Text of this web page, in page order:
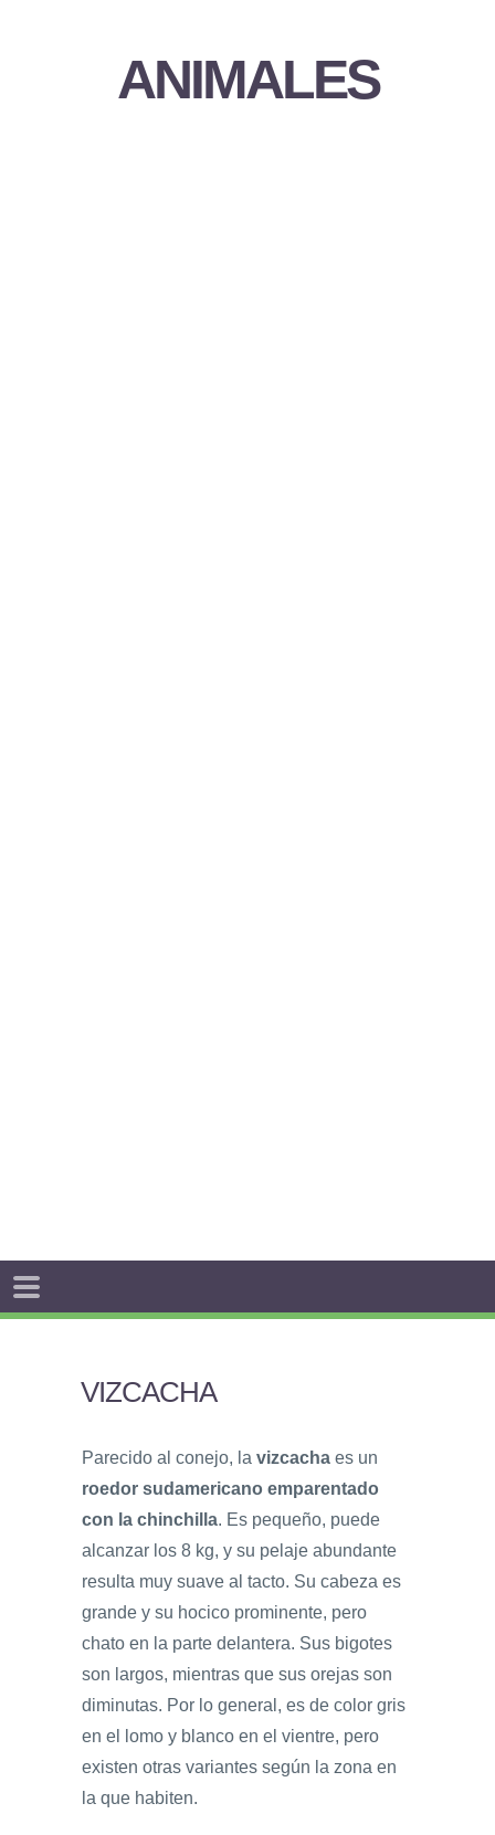
ANIMALES
VIZCACHA
Parecido al conejo, la vizcacha es un
roedor sudamericano emparentado
con la chinchilla. Es pequeño, puede
alcanzar los 8 kg, y su pelaje abundante
resulta muy suave al tacto. Su cabeza es
grande y su hocico prominente, pero
chato en la parte delantera. Sus bigotes
son largos, mientras que sus orejas son
diminutas. Por lo general, es de color gris
en el lomo y blanco en el vientre, pero
existen otras variantes según la zona en
la que habiten.